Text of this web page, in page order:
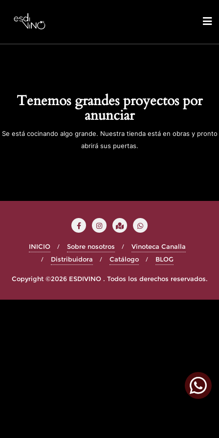
Tenemos grandes proyectos por
anunciar
Se está cocinando algo grande. Nuestra tienda está en obras y pronto
abrirá sus puertas.
INICIO Sobre nosotros
Vinoteca Canalla
Distribuidora
Catálogo BLOG
Copyright ©2026 ESDIVINO . Todos los derechos reservados.